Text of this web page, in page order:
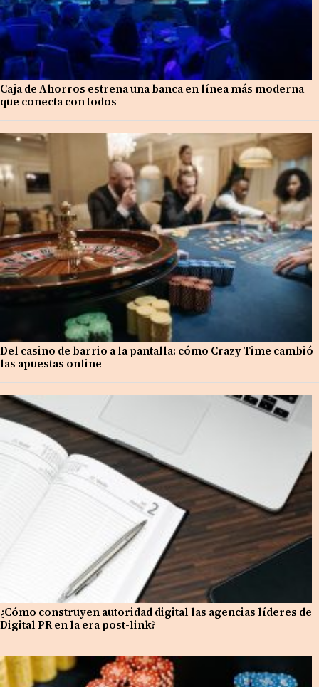
Caja de Ahorros estrena una banca en línea más moderna
que conecta con todos
Del casino de barrio a la pantalla: cómo Crazy Time cambió
las apuestas online
¿Cómo construyen autoridad digital las agencias líderes de
Digital PR en la era post-link?